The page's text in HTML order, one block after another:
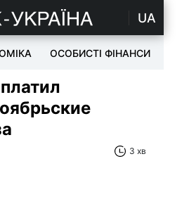
UA
ОСОБИСТІ ФІНАНСИ
3 хв